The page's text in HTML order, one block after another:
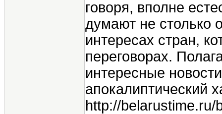
говоря, вполне
думают не столько
интересах стран,
переговорах.
интересные
апокалиптический
http://